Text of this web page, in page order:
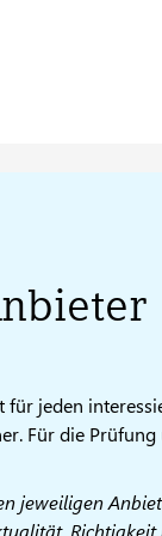
jeden
Für die
jeweiligen
Richtigkeit